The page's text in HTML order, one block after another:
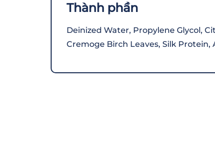
Thành phần
Deinized Water, Propylene Glycol,
Cremoge Birch Leaves, Silk Protein,